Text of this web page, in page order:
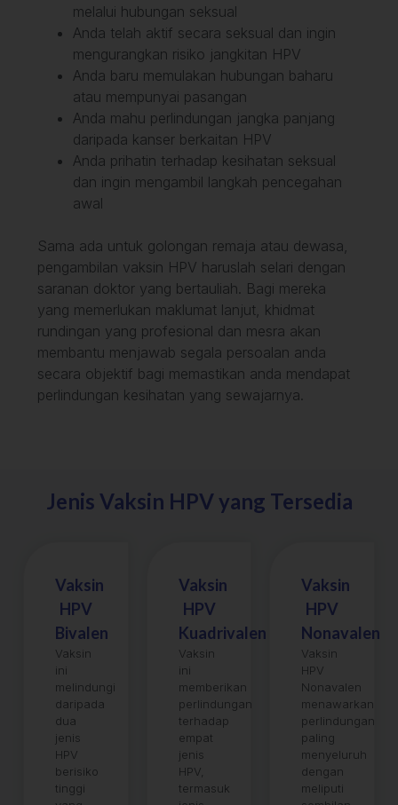
melalui hubungan seksual
Anda telah aktif secara seksual dan ingin
mengurangkan risiko jangkitan HPV
Anda baru memulakan hubungan baharu
atau mempunyai pasangan
Anda mahu perlindungan jangka panjang
daripada kanser berkaitan HPV
Anda prihatin terhadap kesihatan seksual
dan ingin mengambil langkah pencegahan
awal
Sama ada untuk golongan remaja atau dewasa,
pengambilan vaksin HPV haruslah selari dengan
saranan doktor yang bertauliah. Bagi mereka
yang memerlukan maklumat lanjut, khidmat
rundingan yang profesional dan mesra akan
membantu menjawab segala persoalan anda
secara objektif bagi memastikan anda mendapat
perlindungan kesihatan yang sewajarnya.
Jenis Vaksin HPV yang Tersedia
Vaksin
HPV
Bivalen
Vaksin
ini
melindungi
daripada
dua
jenis
HPV
berisiko
tinggi
Vaksin
HPV
Kuadrivalen
Vaksin
ini
memberikan
perlindungan
terhadap
empat
jenis
HPV,
termasuk
Vaksin
HPV
Nonavalen
Vaksin
HPV
Nonavalen
menawarkan
perlindungan
paling
menyeluruh
dengan
meliputi